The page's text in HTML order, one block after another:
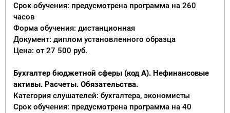
Срок обучения: предусмотрена программа на 260
часов
Форма обучения: дистанционная
Документ: диплом установленного образца
Цена: от 27 500 руб.
Бухгалтер бюджетной сферы (код А). Нефинансовые
активы. Расчеты. Обязательства.
Категория слушателей: бухгалтера, экономисты
Срок обучения: предусмотрена программа на 40